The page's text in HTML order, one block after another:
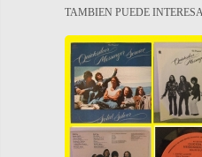
TAMBIEN PUEDE